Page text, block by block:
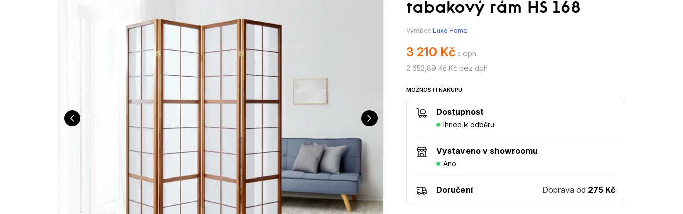
tabakový rám HS 168
Výrobce Luxe Home
3 210 Kč s dph
2 652,89 Kč Kč bez dph
MOŽNOSTI NÁKUPU
Dostupnost
Ihned k odběru
Vystaveno v showroomu
Ano
Doručení Doprava od 275 Kč